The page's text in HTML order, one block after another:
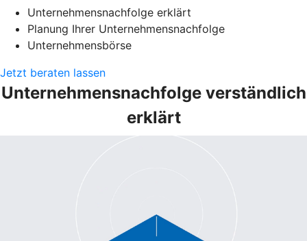
Unternehmensnachfolge erklärt
Planung Ihrer Unternehmensnachfolge
Unternehmensbörse
Jetzt beraten lassen
Unternehmensnachfolge verständlich
erklärt